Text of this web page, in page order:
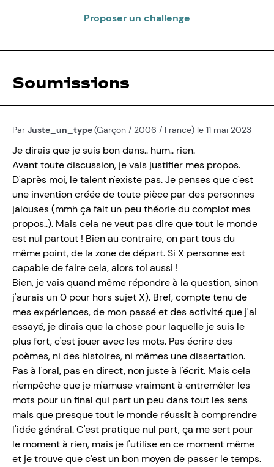
Proposer un challenge
Soumissions
Par Juste_un_type(Garçon / 2006 / France) le 11 mai 2023
Je dirais que je suis bon dans.. hum.. rien.
Avant toute discussion, je vais justifier mes propos.
D'après moi, le talent n'existe pas. Je penses que c'est
une invention créée de toute pièce par des personnes
jalouses (mmh ça fait un peu théorie du complot mes
propos..). Mais cela ne veut pas dire que tout le monde
est nul partout ! Bien au contraire, on part tous du
même point, de la zone de départ. Si X personne est
capable de faire cela, alors toi aussi !
Bien, je vais quand même répondre à la question, sinon
j'aurais un 0 pour hors sujet X). Bref, compte tenu de
mes expériences, de mon passé et des activité que j'ai
essayé, je dirais que la chose pour laquelle je suis le
plus fort, c'est jouer avec les mots. Pas écrire des
poèmes, ni des histoires, ni mêmes une dissertation.
Pas à l'oral, pas en direct, non juste à l'écrit. Mais cela
n'empêche que je m'amuse vraiment à entremêler les
mots pour un final qui part un peu dans tout les sens
mais que presque tout le monde réussit à comprendre
l'idée général. C'est pratique nul part, ça me sert pour
le moment à rien, mais je l'utilise en ce moment même
et je trouve que c'est un bon moyen de passer le temps.